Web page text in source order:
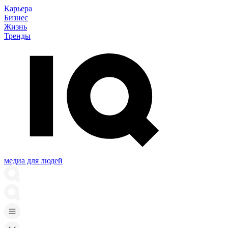
Карьера
Бизнес
Жизнь
Тренды
медиа для людей